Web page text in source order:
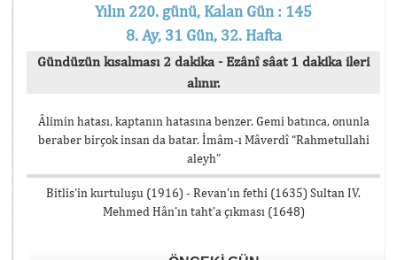
Yılın 220. günü, Kalan Gün : 145
8. Ay, 31 Gün, 32. Hafta
Gündüzün kısalması 2 dakika - Ezânî sâat 1 dakika ileri
alınır.
Âlimin hatası, kaptanın hatasına benzer. Gemi batınca, onunla
beraber birçok insan da batar. İmâm-ı Mâverdî “Rahmetullahi
aleyh”
Bitlis’in kurtuluşu (1916) - Revan’ın fethi (1635) Sultan IV.
Mehmed Hân’ın taht’a çıkması (1648)